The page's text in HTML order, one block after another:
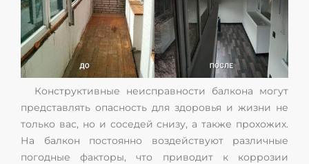
Конструктивные неисправности балкона могут
представлять опасность для здоровья и жизни не
только вас, но и соседей снизу, а также прохожих.
На балкон постоянно воздействуют различные
погодные факторы, что приводит к коррозии